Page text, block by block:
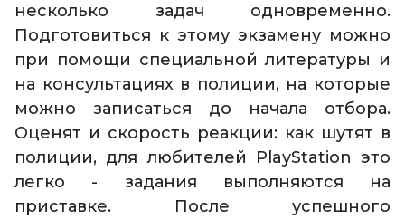
несколько задач одновременно.
Подготовиться к этому экзамену можно
при помощи специальной литературы и
на консультациях в полиции, на которые
можно записаться до начала отбора.
Оценят и скорость реакции: как шутят в
полиции, для любителей PlayStation это
легко - задания выполняются на
приставке. После успешного